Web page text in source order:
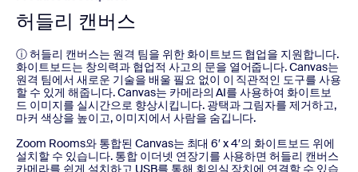
허들리 캔버스
ⓘ 허들리 캔버스는 원격 팀을 위한 화이트보드 협업을 지원합니다.
화이트보드는 창의력과 협업적 사고의 문을 열어줍니다. Canvas는
원격 팀에서 새로운 기술을 배울 필요 없이 이 직관적인 도구를 사용
할 수 있게 해줍니다. Canvas는 카메라의 AI를 사용하여 화이트보
드 이미지를 실시간으로 향상시킵니다. 광택과 그림자를 제거하고,
마커 색상을 높이고, 이미지에서 사람을 숨깁니다.
Zoom Rooms와 통합된 Canvas는 최대 6′ x 4′의 화이트보드 위에
설치할 수 있습니다. 통합 이더넷 연장기를 사용하면 허들리 캔버스
카메라를 쉽게 설치하고 USB를 통해 회의실 장치에 연결할 수 있습